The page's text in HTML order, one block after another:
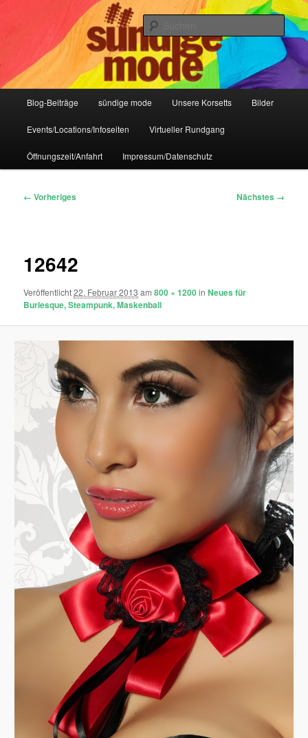
Sündige Mode Frankfurt
IHR Laden für Korsetts, Lifestyle-Mode, Club- und Dark-Wear seit 2004
Blog-Beiträge sündige mode Unsere Korsetts Bilder
Events/Locations/Infoseiten Virtueller Rundgang
Öffnungszeit/Anfahrt Impressum/Datenschutz
Bilder-
← Vorheriges Nächstes →
12642
Veröffentlicht22. Februar 2013 am800 × 1200inNeues für
Burlesque, Steampunk, Maskenball